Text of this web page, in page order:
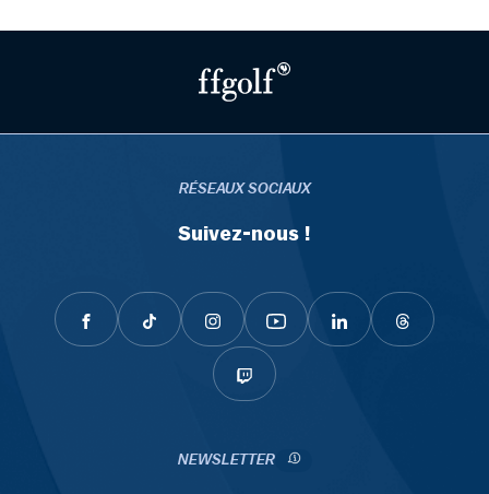
RÉSEAUX SOCIAUX
Suivez-nous !
NEWSLETTER